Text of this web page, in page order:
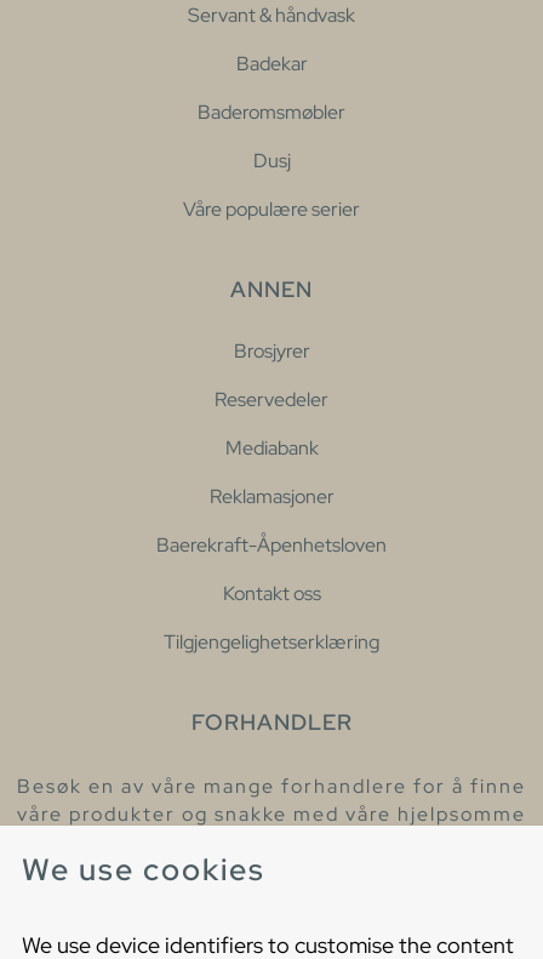
We use cookies
We use device identifiers to customise the content
Servant & håndvask
Badekar
Baderomsmøbler
Dusj
Våre populære serier
ANNEN
Brosjyrer
Reservedeler
Mediabank
Reklamasjoner
Baerekraft-Åpenhetsloven
Kontakt oss
Tilgjengelighetserklæring
FORHANDLER
Besøk en av våre mange forhandlere for å finne
våre produkter og snakke med våre hjelpsomme